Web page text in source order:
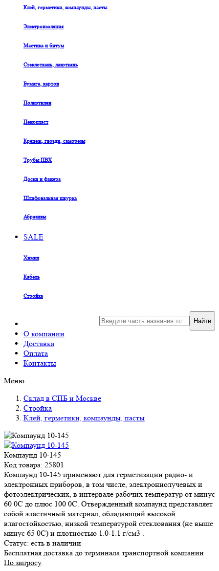
Клей, герметики, компаунды, пасты
Электроизоляция
Мастика и битум
Стеклоткань, лакоткань
Бумага, картон
Полиэтилен
Пенопласт
Крепеж, гвозди, саморезы
Трубы ПВХ
Доски и фанера
Шлифовальная шкурка
Абразивы
SALE
Химия
Кабель
Стройка
О компании
Доставка
Оплата
Контакты
Найти
Меню
Склад в СПБ и Москве
Стройка
Клей, герметики, компаунды, пасты
Компаунд 10-145
Код товара: 25801
Компаунд 10-145 применяют для герметизации радио- и
электронных приборов, в том числе, электроннолучевых и
фотоэлектрических, в интервале рабочих температур от минус
60 0С до плюс 100 0С. Отвержденный компаунд представляет
собой эластичный материал, обладающий высокой
влагостойкостью, низкой температурой стеклования (не выше
минус 65 0С) и плотностью 1.0-1.1 г/см3 .
Статус: есть в наличии
Бесплатная доставка до терминала транспортной компании
По запросу